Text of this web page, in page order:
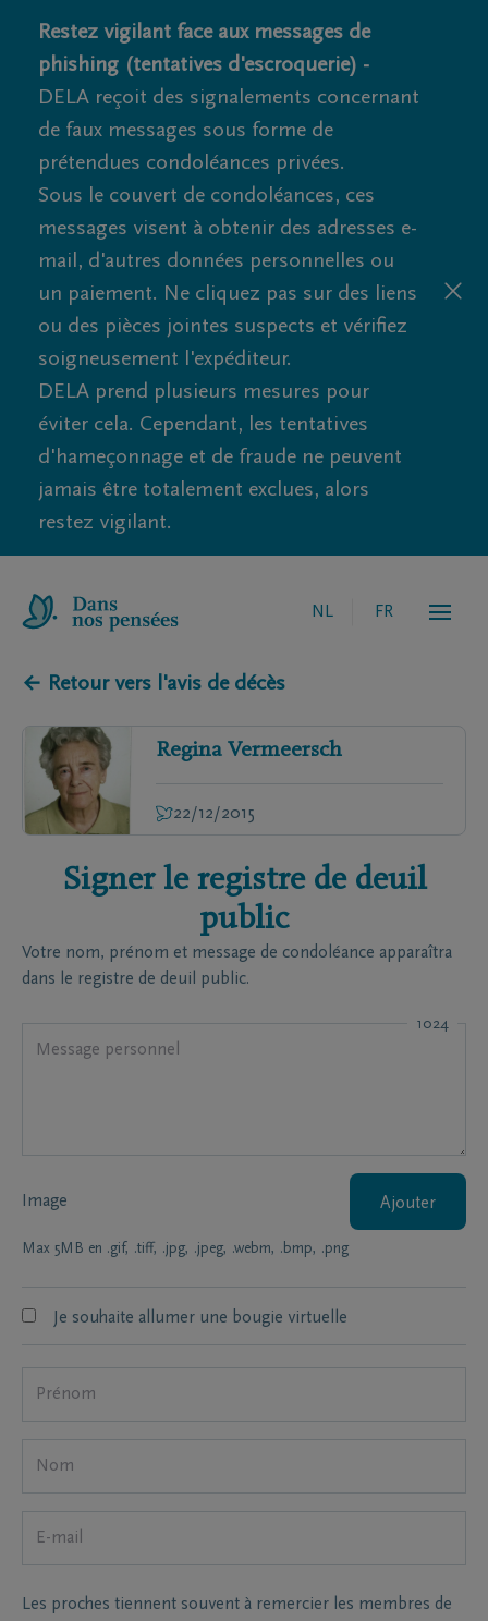
Restez vigilant face aux messages de
phishing (tentatives d'escroquerie) -
DELA reçoit des signalements concernant
de faux messages sous forme de
prétendues condoléances privées.
Sous le couvert de condoléances, ces
messages visent à obtenir des adresses e-
mail, d'autres données personnelles ou
un paiement. Ne cliquez pas sur des liens
ou des pièces jointes suspects et vérifiez
soigneusement l'expéditeur.
DELA prend plusieurs mesures pour
éviter cela. Cependant, les tentatives
d'hameçonnage et de fraude ne peuvent
jamais être totalement exclues, alors
restez vigilant.
NL FR
← Retour vers l'avis de décès
Regina Vermeersch
22/12/2015
Signer le registre de deuil
public
Votre nom, prénom et message de condoléance apparaîtra
dans le registre de deuil public.
1024
Image Ajouter
Max 5MB en .gif, .tiff, .jpg, .jpeg, .webm, .bmp, .png
Je souhaite allumer une bougie virtuelle
Les proches tiennent souvent à remercier les membres de